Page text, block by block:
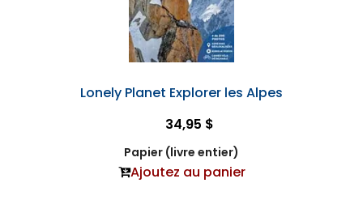
Lonely Planet Explorer les Alpes
34,95 $
Papier (livre entier)
Ajoutez au panier